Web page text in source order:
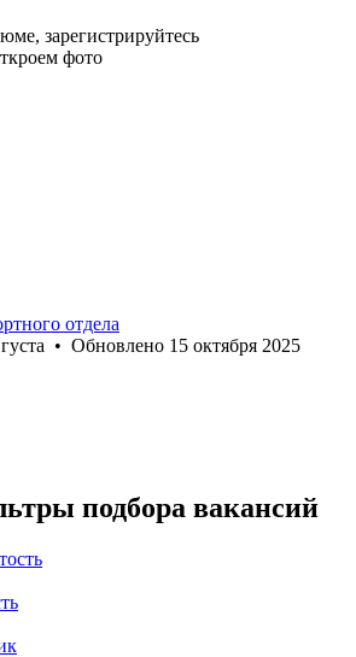
зарегистрируйтесь
фото
отдела
• Обновлено 15 октября 2025
подбора вакансий